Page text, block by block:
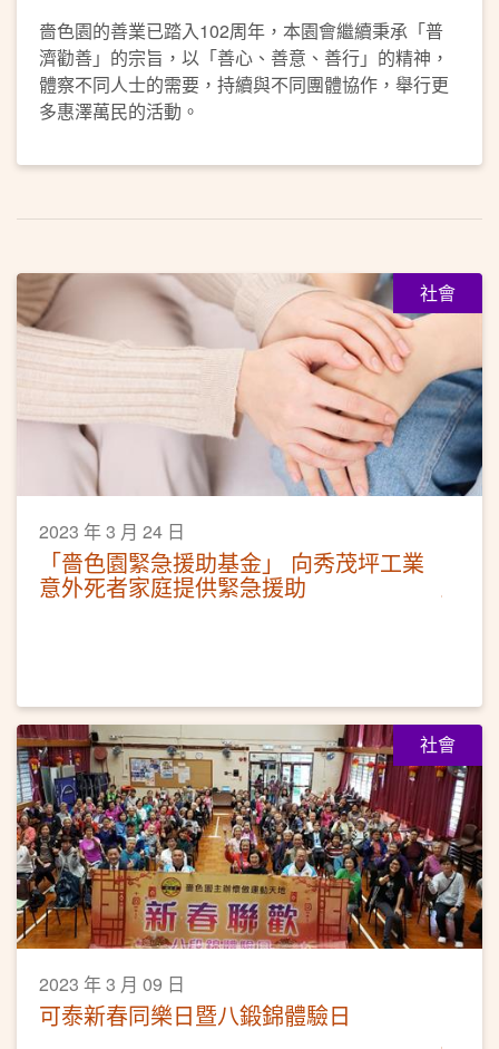
嗇色園的善業已踏入102周年，本園會繼續秉承「普
濟勸善」的宗旨，以「善心、善意、善行」的精神，
體察不同人士的需要，持續與不同團體協作，舉行更
多惠澤萬民的活動。
社會
2023 年 3 月 24 日
「嗇色園緊急援助基金」 向秀茂坪工業
意外死者家庭提供緊急援助
社會
2023 年 3 月 09 日
可泰新春同樂日暨八鍛錦體驗日